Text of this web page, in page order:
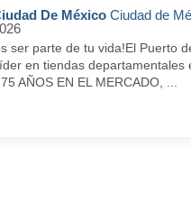
De México Ciudad de
ser parte de tu vida!El Puerto
en tiendas departamentales
AÑOS EN EL MERCADO, ...